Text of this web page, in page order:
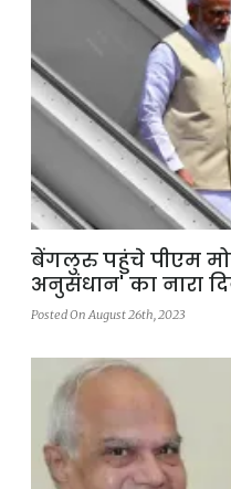
बेंगलुरु पहुंचे पीएम
अनुसंधान' का नारा
Posted On August 26th, 2023